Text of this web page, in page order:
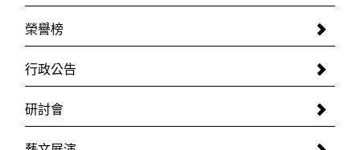
榮譽榜
行政公告
研討會